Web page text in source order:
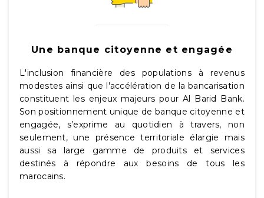
Une banque citoyenne et engagée
L'inclusion financière des populations à revenus
modestes ainsi que l'accélération de la bancarisation
constituent les enjeux majeurs pour Al Barid Bank.
Son positionnement unique de banque citoyenne et
engagée, s’exprime au quotidien à travers, non
seulement, une présence territoriale élargie mais
aussi sa large gamme de produits et services
destinés à répondre aux besoins de tous les
marocains.